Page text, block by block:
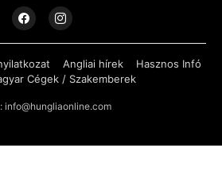
Angliai hírek
Hasznos Infó
Cégek / Szakemberek
info@hungliaonline.com